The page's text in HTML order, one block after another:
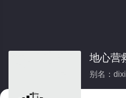
地心营
别名：